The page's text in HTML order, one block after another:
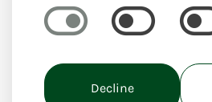
"Tolle, unkomplizierte
Verhältnis. Vielen Dank! Nur
Decline